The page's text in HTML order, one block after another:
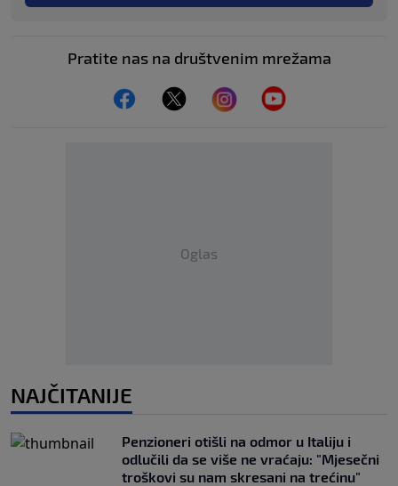
Pratite nas na društvenim mrežama
Oglas
NAJČITANIJE
Penzioneri otišli na odmor u Italiju i
odlučili da se više ne vraćaju: "Mjesečni
troškovi su nam skresani na trećinu"